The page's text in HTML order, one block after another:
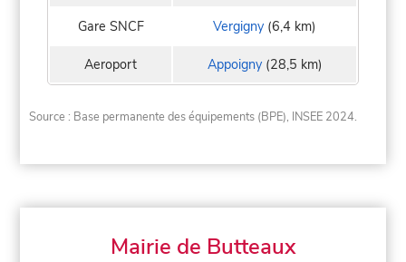
Gare SNCF Vergigny (6,4 km)
Aeroport Appoigny(28,5 km)
Source : Base permanente des équipements (BPE), INSEE 2024.
Mairie de Butteaux